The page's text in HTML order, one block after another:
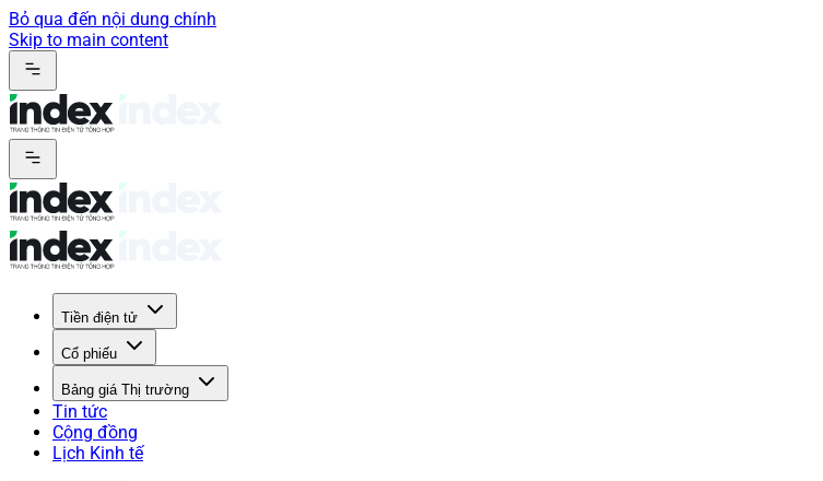
Bỏ qua đến nội dung chính
Skip to main content
Tiền điện tử
Cổ phiếu
Bảng giá Thị trường
Tin tức
Cộng đồng
Lịch Kinh tế